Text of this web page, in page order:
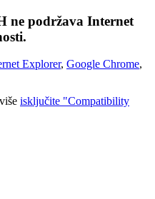
ne podržava Internet
Explorer, Google Chrome,
isključite "Compatibility